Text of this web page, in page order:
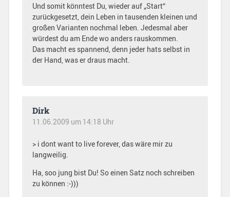
Und somit könntest Du, wieder auf „Start“
zurückgesetzt, dein Leben in tausenden kleinen und
großen Varianten nochmal leben. Jedesmal aber
würdest du am Ende wo anders rauskommen.
Das macht es spannend, denn jeder hats selbst in
der Hand, was er draus macht.
Dirk
11.06.2009 um 14:18 Uhr
> i dont want to live forever, das wäre mir zu
langweilig.
Ha, soo jung bist Du! So einen Satz noch schreiben
zu können :-)))